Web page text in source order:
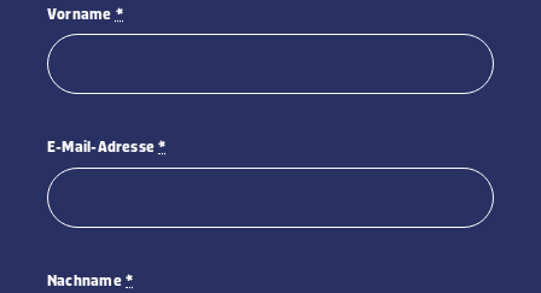
Vorname *
E-Mail-Adresse*
Nachname*